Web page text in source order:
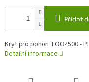
Přidat
Kryt pro pohon TOO4500 -
Detailní informace